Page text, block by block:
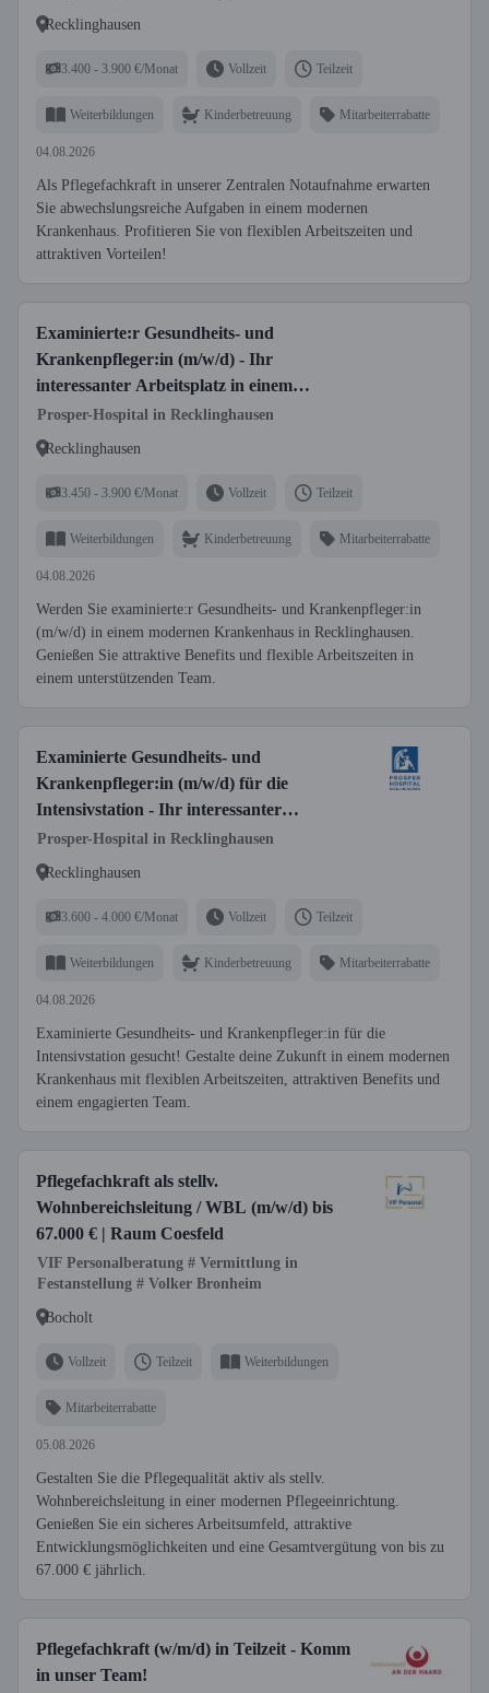
Recklinghausen
3.400 - 3.900 €/Monat Vollzeit Teilzeit
Weiterbildungen Kinderbetreuung Mitarbeiterrabatte
04.08.2026
Als Pflegefachkraft in unserer Zentralen Notaufnahme erwarten
Sie abwechslungsreiche Aufgaben in einem modernen
Krankenhaus. Profitieren Sie von flexiblen Arbeitszeiten und
attraktiven Vorteilen!
Examinierte:r Gesundheits- und
Krankenpfleger:in (m/w/d) - Ihr
interessanter Arbeitsplatz in einem
modernen Krankenhaus!
Prosper-Hospital in Recklinghausen
Recklinghausen
3.450 - 3.900 €/Monat Vollzeit Teilzeit
Weiterbildungen Kinderbetreuung Mitarbeiterrabatte
04.08.2026
Werden Sie examinierte:r Gesundheits- und Krankenpfleger:in
(m/w/d) in einem modernen Krankenhaus in Recklinghausen.
Genießen Sie attraktive Benefits und flexible Arbeitszeiten in
einem unterstützenden Team.
Examinierte Gesundheits- und
Krankenpfleger:in (m/w/d) für die
Intensivstation - Ihr interessanter
Arbeitsplatz in einem modernen
Krankenhaus!
Prosper-Hospital in Recklinghausen
Recklinghausen
3.600 - 4.000 €/Monat Vollzeit Teilzeit
Weiterbildungen Kinderbetreuung Mitarbeiterrabatte
04.08.2026
Examinierte Gesundheits- und Krankenpfleger:in für die
Intensivstation gesucht! Gestalte deine Zukunft in einem modernen
Krankenhaus mit flexiblen Arbeitszeiten, attraktiven Benefits und
einem engagierten Team.
Pflegefachkraft als stellv.
Wohnbereichsleitung / WBL (m/w/d) bis
67.000 € | Raum Coesfeld
VIF Personalberatung # Vermittlung in
Festanstellung # Volker Bronheim
Bocholt
Vollzeit Teilzeit Weiterbildungen
Mitarbeiterrabatte
05.08.2026
Gestalten Sie die Pflegequalität aktiv als stellv.
Wohnbereichsleitung in einer modernen Pflegeeinrichtung.
Genießen Sie ein sicheres Arbeitsumfeld, attraktive
Entwicklungsmöglichkeiten und eine Gesamtvergütung von bis zu
67.000 € jährlich.
Pflegefachkraft (w/m/d) in Teilzeit - Komm
in unser Team!